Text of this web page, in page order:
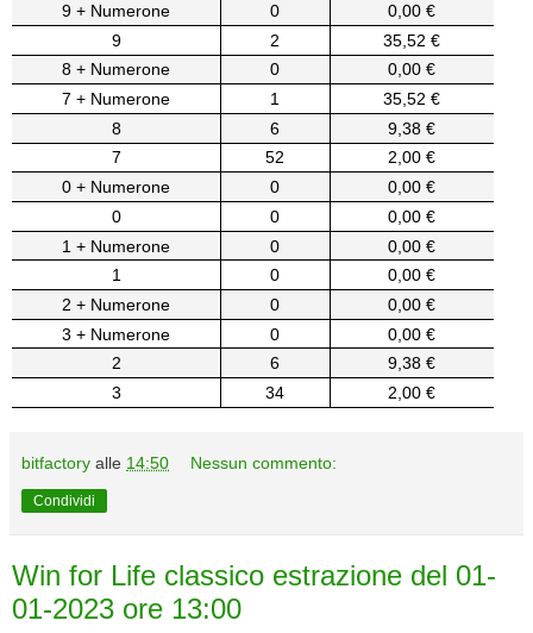
9 + Numerone
0
0,00 €
9
2
35,52 €
8 + Numerone
0
0,00 €
7 + Numerone
1
35,52 €
8
6
9,38 €
7
52
2,00 €
0 + Numerone
0
0,00 €
0
0
0,00 €
1 + Numerone
0
0,00 €
1
0
0,00 €
2 + Numerone
0
0,00 €
3 + Numerone
0
0,00 €
2
6
9,38 €
3
34 2,00 €
bitfactory alle 14:50 Nessun commento:
Condividi
Win for Life classico estrazione del 01-
01-2023 ore 13:00